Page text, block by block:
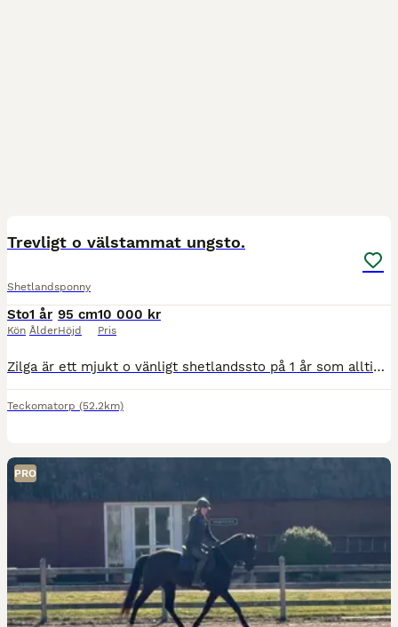
Trevligt o välstammat ungsto.
Shetlandsponny
Sto
Kön
1 år
Ålder
95 cm
Höjd
10 000 kr
Pris
Zilga är ett mjukt o vänligt shetlandssto på 1 år som alltid kommer fram o hälsar. Hon har givetvis full shetlandsstam med pass och är regelbundet verkad o avmaskad samt har inga problem med eksem eller fång. Bra aktiv skritt, lätt trav med god mekanik. Handterad för sin ålder. Bör bli ca 95 när hon är färdig. Svara inte på annonsen om du inte är seriös🙂.
Teckomatorp (52.2km)
PRO